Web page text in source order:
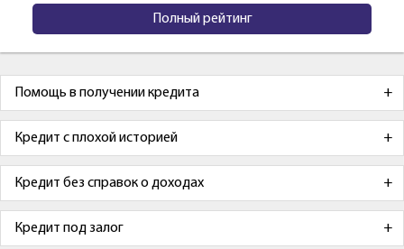
Полный рейтинг
Помощь в получении кредита
Кредит с плохой историей
Кредит без справок о доходах
Кредит под залог